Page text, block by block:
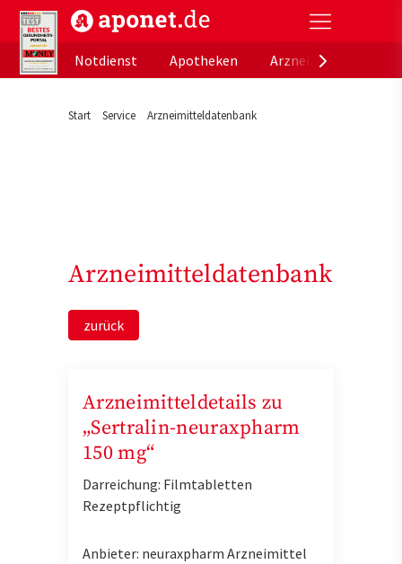
aponet.de - Das offizielle Gesundheitsportal der
Notdienst
Apotheken
Start Service Arzneimitteldatenbank
Arzneimitteldatenbank
zurück
Arzneimitteldetails zu
„Sertralin-neuraxpharm
150 mg“
Darreichung: Filmtabletten
Rezeptpflichtig
Anbieter: neuraxpharm Arzneimittel